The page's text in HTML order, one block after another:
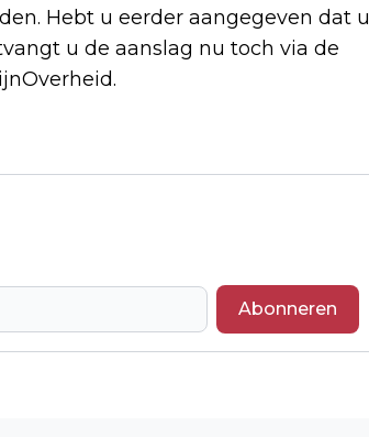
Hebt u eerder aangegeven dat u
u de aanslag nu toch via de
Abonneren